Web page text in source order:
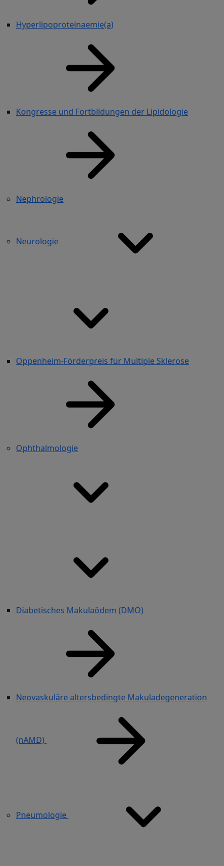
Hyperlipoproteinaemie(a)
Kongresse und Fortbildungen der Lipidologie
Nephrologie
Neurologie
Oppenheim-Förderpreis für Multiple Sklerose
Ophthalmologie
Diabetisches Makulaödem (DMÖ)
Neovaskuläre altersbedingte Makuladegeneration
(nAMD)
Pneumologie